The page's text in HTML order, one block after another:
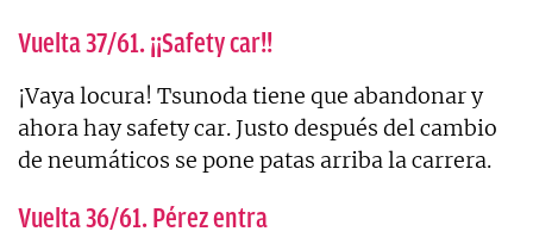
Vuelta 37/61. ¡¡Safety car!!
¡Vaya locura! Tsunoda tiene que abandonar y
ahora hay safety car. Justo después del cambio
de neumáticos se pone patas arriba la carrera.
Vuelta 36/61. Pérez entra